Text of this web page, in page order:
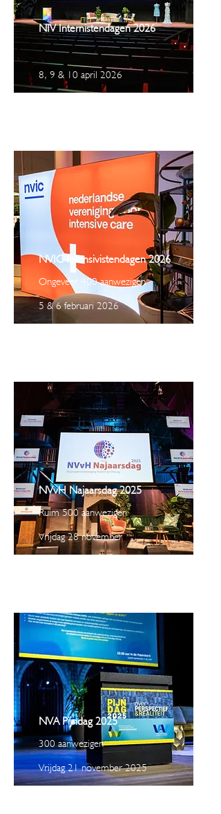
NIV Internistendagen 2026
8, 9 & 10 april 2026
NVIC Intensivistendagen 2026
Ongeveer 400 aanwezigen
5 & 6 februari 2026
NVvH Najaarsdag 2025
Ruim 500 aanwezigen
Vrijdag 28 november
NVA Pijndag 2025
300 aanwezigen
Vrijdag 21 november 2025